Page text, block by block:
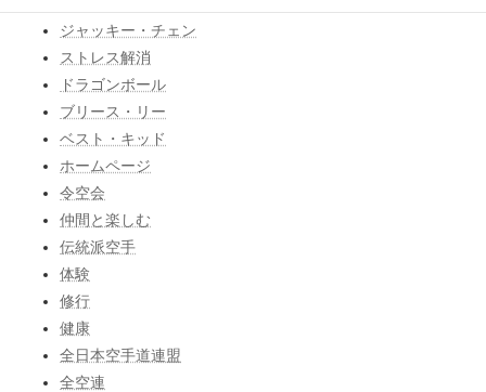
ジャッキー・チェン
ストレス解消
ドラゴンボール
ブリース・リー
ベスト・キッド
ホームページ
令空会
仲間と楽しむ
伝統派空手
体験
修行
健康
全日本空手道連盟
全空連